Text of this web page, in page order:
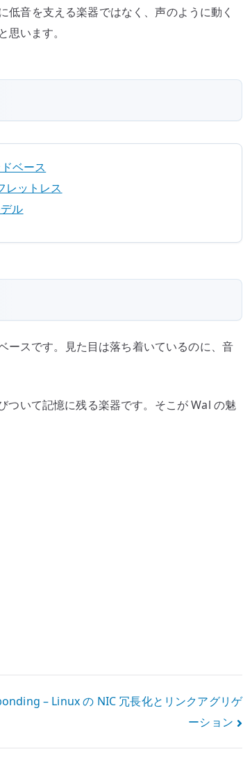
音を支える楽器ではなく、声のように動く
います。
ベース
ットレス
ル
ースです。見た目は落ち着いているのに、音
ついて記憶に残る楽器です。そこが Wal の魅
– Linux の NIC 冗長化とリンクアグリゲ
ーション